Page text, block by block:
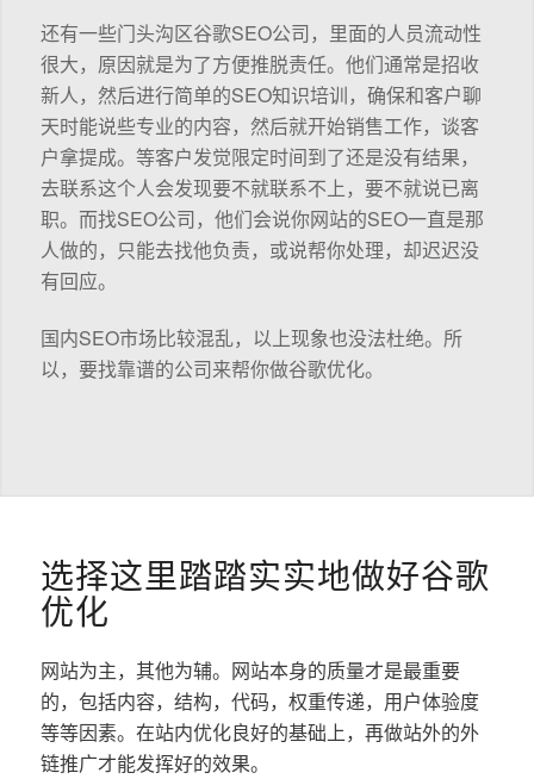
还有一些门头沟区谷歌SEO公司，里面的人员流动性
很大，原因就是为了方便推脱责任。他们通常是招收
新人，然后进行简单的SEO知识培训，确保和客户聊
天时能说些专业的内容，然后就开始销售工作，谈客
户拿提成。等客户发觉限定时间到了还是没有结果，
去联系这个人会发现要不就联系不上，要不就说已离
职。而找SEO公司，他们会说你网站的SEO一直是那
人做的，只能去找他负责，或说帮你处理，却迟迟没
有回应。
国内SEO市场比较混乱，以上现象也没法杜绝。所
以，要找靠谱的公司来帮你做谷歌优化。
选择这里踏踏实实地做好谷歌
优化
网站为主，其他为辅。网站本身的质量才是最重要
的，包括内容，结构，代码，权重传递，用户体验度
等等因素。在站内优化良好的基础上，再做站外的外
链推广才能发挥好的效果。